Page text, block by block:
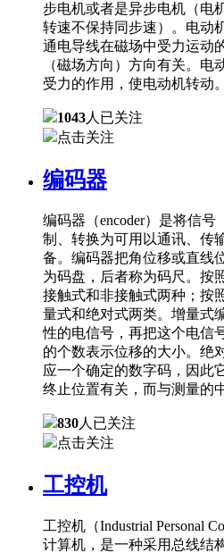
步电机或者是异步电机（电
转速不保持同步速）。电动
通电导线在磁场中受力运动
（磁场方向）方向有关。
受力的作用，使电动机转动。
1043人已关注
点击关注
编码器
编码器（encoder）是将信
制、转换为可用以通讯、传
备。编码器把角位移或直线
为码盘，后者称为码尺。按
接触式和非接触式两种；按
量式和绝对式两类。增量式
性的电信号，再把这个电信
的个数表示位移的大小。绝
应一个确定的数字码，因此
终止位置有关，而与测量的
830人已关注
点击关注
工控机
工控机（Industrial Personal
计算机，是一种采用总线结